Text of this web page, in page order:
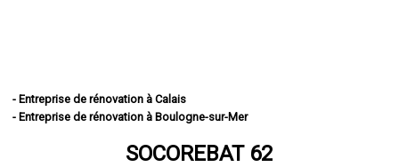
- Entreprise de rénovation à Calais
- Entreprise de rénovation à Boulogne-sur-Mer
- Entreprise de rénovation à LensSOCOREBAT 62